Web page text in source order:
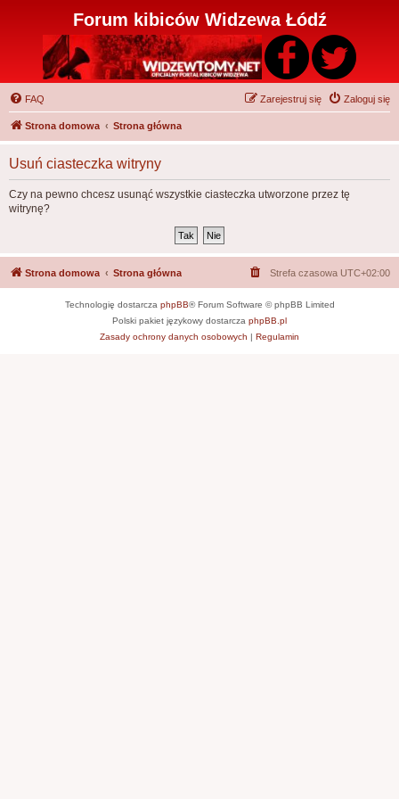
Forum kibiców Widzewa Łódź
FAQ Zaloguj się
Zarejestruj się
Strona domowa Strona główna
Usuń ciasteczka witryny
Czy na pewno chcesz usunąć wszystkie ciasteczka utworzone przez tę
witrynę?
Strona domowa Strona główna Strefa czasowa UTC+02:00
Technologię dostarcza phpBB® Forum Software © phpBB Limited
Polski pakiet językowy dostarcza phpBB.pl
Zasady ochrony danych osobowych | Regulamin